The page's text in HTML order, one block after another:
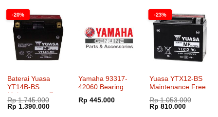
-20%
Baterai Yuasa
YT14B-BS
Maintenance Free
Rp1.745.000
Harga
aslinya
Rp 1.390.000Harga
Yamaha 93317-
42060 Bearing
Rp 445.000
-23%
Yuasa YTX12-BS
Maintenance Free
Rp1.053.000
Harga
aslinya
Rp 810.000Harga